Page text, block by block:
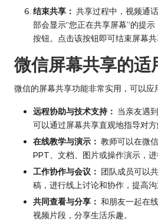
结束共享： 共享过程中，视频通
部会显示“您正在共享屏幕”的提
按钮。点击该按钮即可结束屏幕共
微信屏幕共享的适
微信的屏幕共享功能非常实用，可以应
远程协助与技术支持： 当亲友遇
可以通过屏幕共享直观地指导对方
在线教学与演示： 教师可以在微
PPT、文档、图片或操作演示，进
工作协作与会议： 团队成员可以
稿，进行线上讨论和协作，提高沟
共同查看与分享： 和朋友一起在
视频片段，分享生活乐趣。